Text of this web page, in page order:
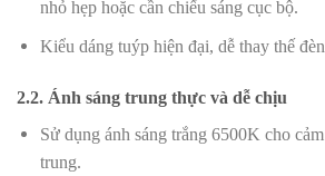
nhỏ hẹp hoặc cần chiếu sáng cục bộ.
Kiểu dáng tuýp hiện đại, dễ thay thế
2.2. Ánh sáng trung thực và dễ chịu
Sử dụng ánh sáng trắng 6500K cho
trung.